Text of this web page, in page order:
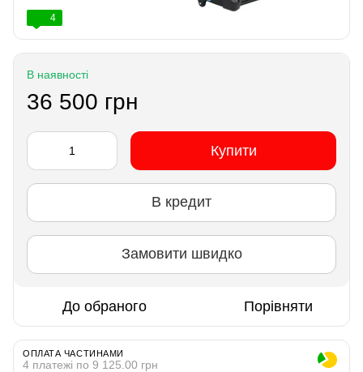
4
В наявності
36 500 грн
Купити
В кредит
Замовити швидко
До обраного Порівняти
ОПЛАТА ЧАСТИНАМИ
4 платежі по 9 125.00 грн